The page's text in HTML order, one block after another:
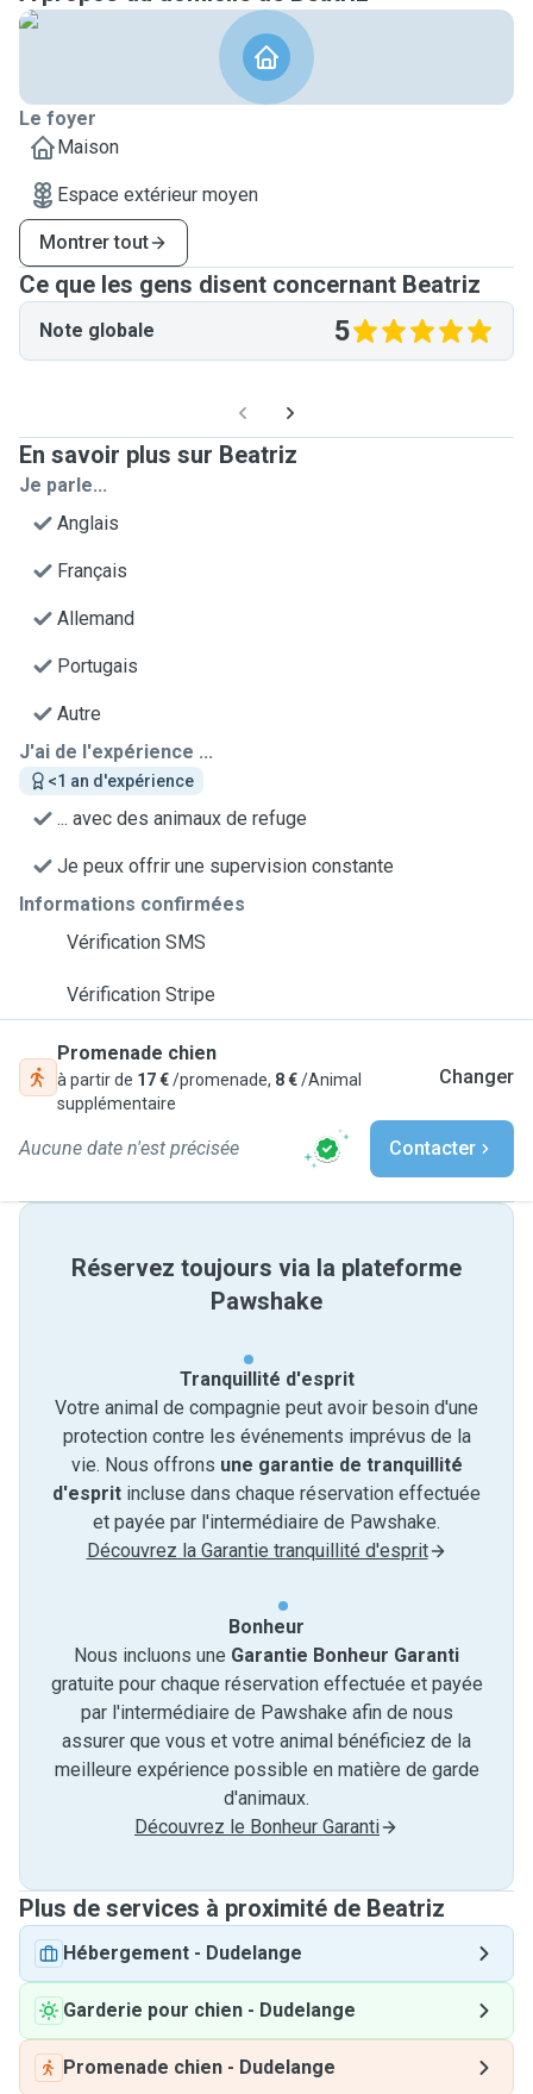
Le foyer
Maison
Espace extérieur moyen
Montrer tout
Ce que les gens disent concernant Beatriz
Note globale 5
En savoir plus sur Beatriz
Je parle...
Anglais
Français
Allemand
Portugais
Autre
J'ai de l'expérience ...
<1 an d'expérience
... avec des animaux de refuge
Je peux offrir une supervision constante
Informations confirmées
Vérification SMS
Vérification Stripe
Promenade chien
à partir de 17 €/promenade, 8 €/Animal
supplémentaire
Changer
Aucune date n'est précisée Contacter
Réservez toujours via la plateforme
Pawshake
Tranquillité d'esprit
Votre animal de compagnie peut avoir besoin d'une
protection contre les événements imprévus de la
vie. Nous offrons une garantie de tranquillité
d'esprit incluse dans chaque réservation effectuée
et payée par l'intermédiaire de Pawshake.
Découvrez la Garantie tranquillité d'esprit
Bonheur
Nous incluons une Garantie Bonheur Garanti
gratuite pour chaque réservation effectuée et payée
par l'intermédiaire de Pawshake afin de nous
assurer que vous et votre animal bénéficiez de la
meilleure expérience possible en matière de garde
d'animaux.
Découvrez le Bonheur Garanti
Plus de services à proximité de Beatriz
Hébergement - Dudelange
Garderie pour chien - Dudelange
Promenade chien - Dudelange